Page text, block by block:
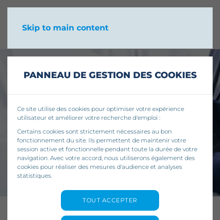
PANNEAU DE GESTION DES COOKIES
Ce site utilise des cookies pour optimiser votre expérience
utilisateur et améliorer votre recherche d'emploi :
Certains cookies sont strictement nécessaires au bon
fonctionnement du site. Ils permettent de maintenir votre
session active et fonctionnelle pendant toute la durée de votre
navigation. Avec votre accord, nous utiliserons également des
cookies pour réaliser des mesures d'audience et analyses
statistiques.
TOUT ACCEPTER
Skip to main content